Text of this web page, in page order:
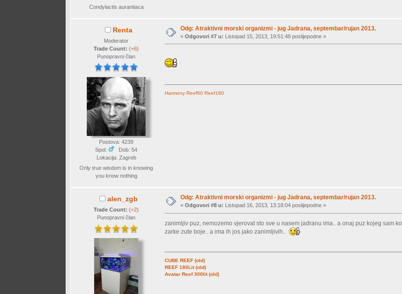
Condylactis aurantiaca
Renta
Moderator
Trade Count:(+6)
Punopravni član
Postova: 4239
Spol:
Dob: 54
Lokacija: Zagreb
Only true wisdom is in knowing
you know nothing
Odg: Atraktivni morski organizmi - jug Jadrana, septembar/rujan 2013.
«Odgovori #7 u: Listopad 15, 2013, 19:51:48 poslijepodne »
Harmony Reef60 Reef180
alen_zgb
Trade Count:(+2)
Punopravni član
Odg: Atraktivni morski organizmi - jug Jadrana, septembar/rujan 2013.
«Odgovori #8 u: Listopad 16, 2013, 13:18:04 poslijepodne »
zanimljiv puz, nemozemo vjerovat sto sve u nasem jadranu ima.. a onaj puz kojeg sam
zarke zute boje.. a ima ih jos jako zanimljivih..
CUBE REEF (old)
REEF 180Lit (old)
Avatar Reef 300lit (old)